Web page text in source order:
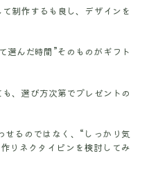
制作するも良し、デザインを
選んだ時間”そのものがギフト
、選び方次第でプレゼントの
るのではなく、“しっかり気
りネクタイピンを検討してみ